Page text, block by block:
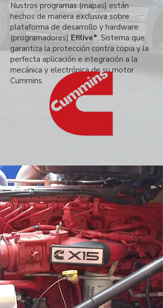
Nustros programas (mapas) están
hechos de manera exclusiva sobre
plataforma de desarrollo y hardware
(programadores)Efilive*. Sistema que
garantiza la protección contra copia y la
perfecta aplicación e integración a la
mecánica y electrónica de su motor
Cummins.